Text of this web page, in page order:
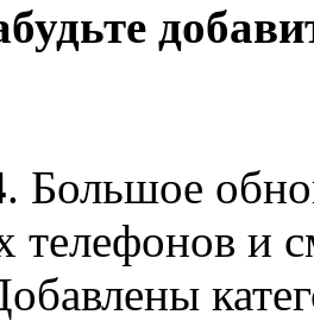
. Большое
и